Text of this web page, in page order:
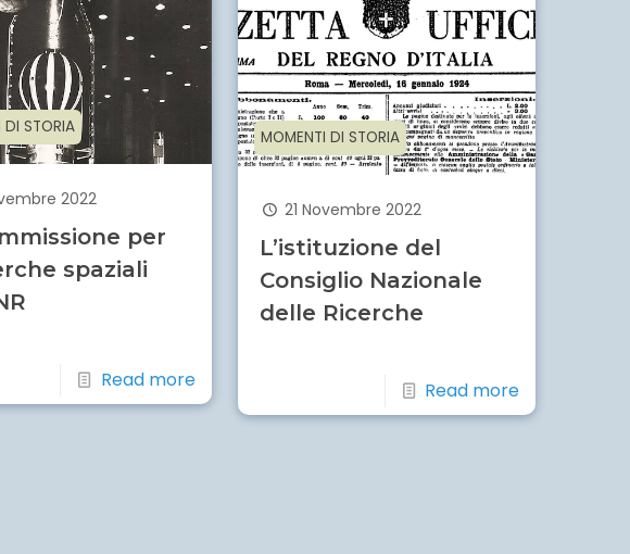
DI STORIA
2022
per
spaziali
Read more
MOMENTI DI STORIA
21 Novembre 2022
L’istituzione del
Consiglio Nazionale
delle Ricerche
Read more